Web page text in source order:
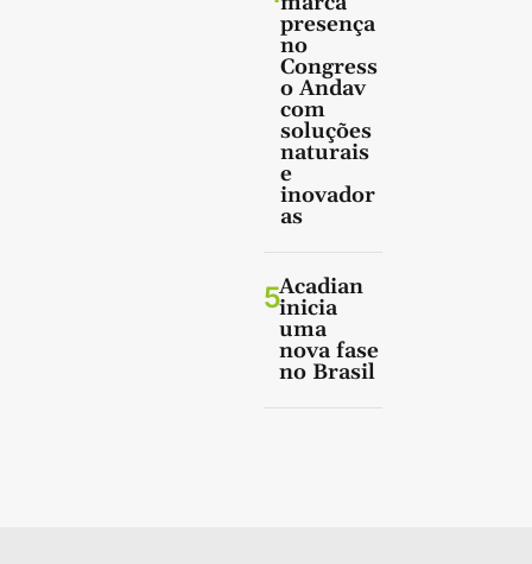
presença
no
Congress
o Andav
com
soluções
naturais
e
inovador
as
5Acadian
inicia
uma
nova fase
no Brasil